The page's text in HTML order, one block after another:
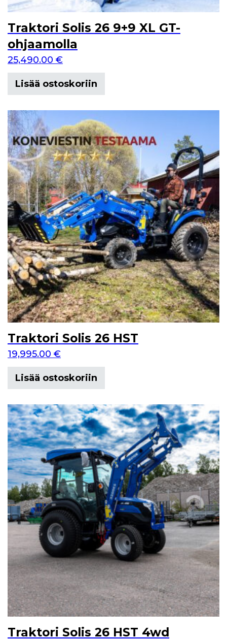
Traktori Solis 26 9+9 XL GT-
ohjaamolla
25,490.00 €
Lisää ostoskoriin
Traktori Solis 26 HST
19,995.00 €
Lisää ostoskoriin
Traktori Solis 26 HST 4wd